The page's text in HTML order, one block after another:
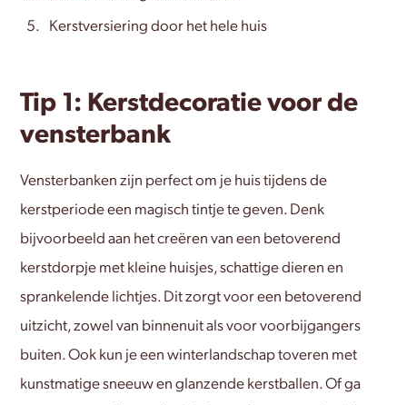
Kerstversiering door het hele huis
Tip 1: Kerstdecoratie voor de
vensterbank
Vensterbanken zijn perfect om je huis tijdens de
kerstperiode een magisch tintje te geven. Denk
bijvoorbeeld aan het creëren van een betoverend
kerstdorpje met kleine huisjes, schattige dieren en
sprankelende lichtjes. Dit zorgt voor een betoverend
uitzicht, zowel van binnenuit als voor voorbijgangers
buiten. Ook kun je een winterlandschap toveren met
kunstmatige sneeuw en glanzende kerstballen. Of ga